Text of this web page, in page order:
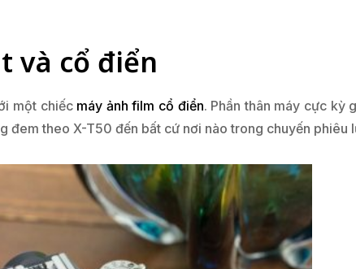
và cổ điển
một chiếc máy ảnh film cổ điển. Phần thân máy cực kỳ
theo X-T50 đến bất cứ nơi nào trong chuyến phiêu